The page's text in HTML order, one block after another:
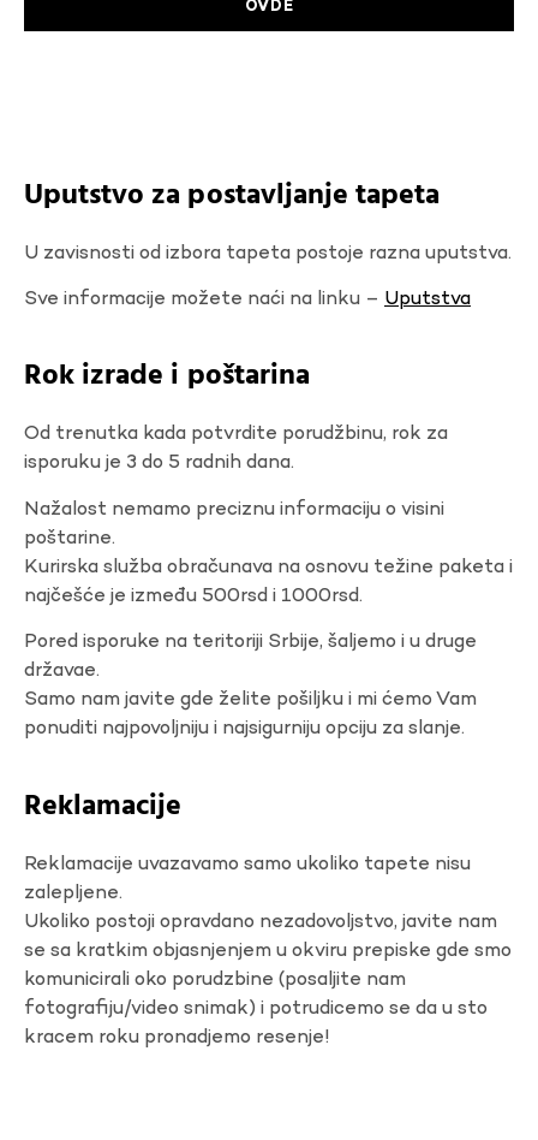
OVDE
Uputstvo za postavljanje tapeta
U zavisnosti od izbora tapeta postoje razna uputstva.
Sve informacije možete naći na linku – Uputstva
Rok izrade i poštarina
Od trenutka kada potvrdite porudžbinu, rok za
isporuku je 3 do 5 radnih dana.
Nažalost nemamo preciznu informaciju o visini
poštarine.
Kurirska služba obračunava na osnovu težine paketa i
najčešće je između 500rsd i 1000rsd.
Pored isporuke na teritoriji Srbije, šaljemo i u druge
državae.
Samo nam javite gde želite pošiljku i mi ćemo Vam
ponuditi najpovoljniju i najsigurniju opciju za slanje.
Reklamacije
Reklamacije uvazavamo samo ukoliko tapete nisu
zalepljene.
Ukoliko postoji opravdano nezadovoljstvo, javite nam
se sa kratkim objasnjenjem u okviru prepiske gde smo
komunicirali oko porudzbine (posaljite nam
fotografiju/video snimak) i potrudicemo se da u sto
kracem roku pronadjemo resenje!